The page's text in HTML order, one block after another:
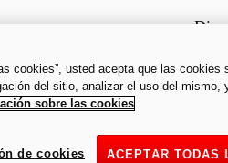
cookies”, usted acepta que las cookies
del sitio, analizar el uso del mismo,
sobre las cookies
ACEPTAR TODAS
de cookies